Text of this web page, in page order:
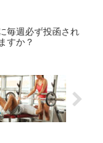
毎週必ず投函され
すか？